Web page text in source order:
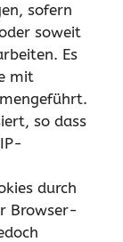
sofern
soweit
Es
mit
so dass
durch
Browser-